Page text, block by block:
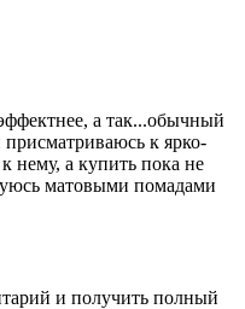
а так...обычный
присматриваюсь к ярко-
нему, а купить пока не
матовыми помадами
и получить полный